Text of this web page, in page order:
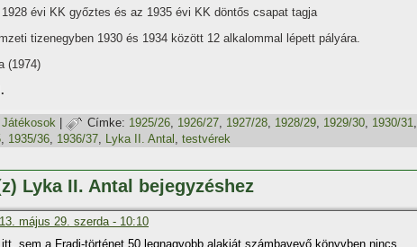
évi KK győztes és az 1935 évi KK döntős csapat tagja
tizenegyben 1930 és 1934 között 12 alkalommal lépett pályára.
(1974)
Címke: 1925/26, 1926/27, 1927/28, 1928/29, 1929/30, 1930/31,
, 1935/36, 1936/37, Lyka II. Antal , testvérek
Lyka II. Antal bejegyzéshez
május 29. szerda - 10:10
sem a Fradi-történet 50 legnagyobb alakját számbavevő könyvben nincs